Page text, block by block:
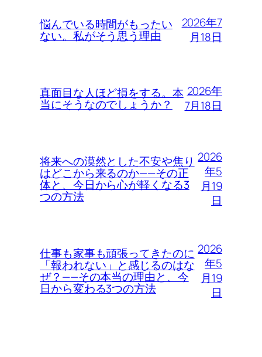
悩んでいる時間がもったい
ない。私がそう思う理由
2026年7
月18日
真面目な人ほど損をする。本
当にそうなのでしょうか？
2026年
7月18日
将来への漠然とした不安や焦り
はどこから来るのか——その正
体と、今日から心が軽くなる3
つの方法
2026
年5
月19
日
仕事も家事も頑張ってきたのに
「報われない」と感じるのはな
ぜ？——その本当の理由と、今
日から変わる3つの方法
2026
年5
月19
日